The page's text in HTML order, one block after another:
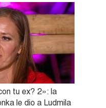
tu ex? 2»: la
le dio a Ludmila